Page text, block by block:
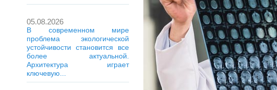
05.08.2026
В современном мире
проблема экологической
устойчивости становится все
более актуальной.
Архитектура играет
ключевую...